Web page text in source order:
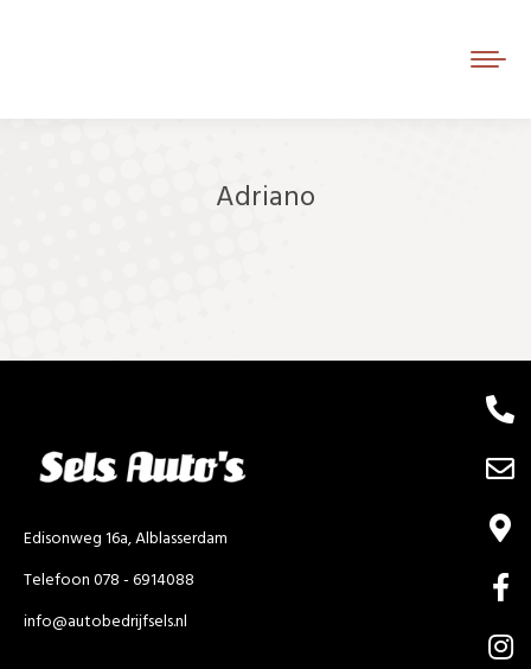
Adriano
Edisonweg 16a, Alblasserdam
Telefoon 078 - 6914088
info@autobedrijfsels.nl